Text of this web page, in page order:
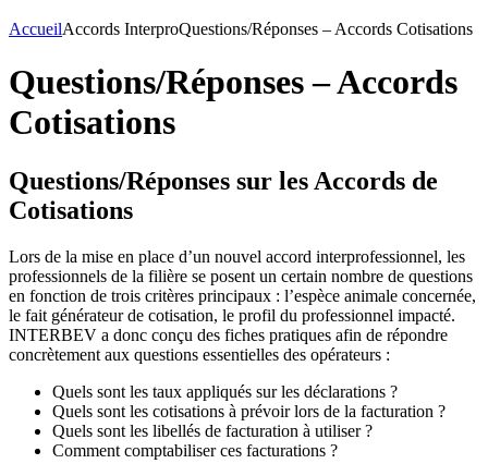
AccueilAccords InterproQuestions/Réponses – Accords Cotisations
Questions/Réponses – Accords
Cotisations
Questions/Réponses sur les Accords de
Cotisations
Lors de la mise en place d’un nouvel accord interprofessionnel, les
professionnels de la filière se posent un certain nombre de questions
en fonction de trois critères principaux : l’espèce animale concernée,
le fait générateur de cotisation, le profil du professionnel impacté.
INTERBEV a donc conçu des fiches pratiques afin de répondre
concrètement aux questions essentielles des opérateurs :
Quels sont les taux appliqués sur les déclarations ?
Quels sont les cotisations à prévoir lors de la facturation ?
Quels sont les libellés de facturation à utiliser ?
Comment comptabiliser ces facturations ?